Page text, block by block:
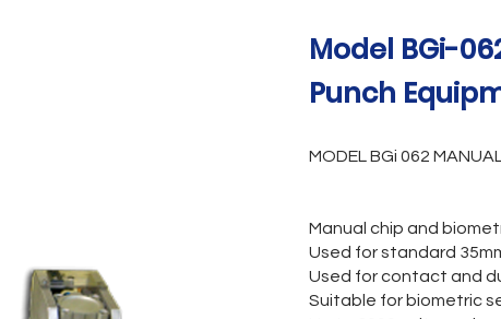
Model BGi-
Punch
MODEL BGi 062
Manual chip and
Used for standard
Used for contact and
Suitable for biometric